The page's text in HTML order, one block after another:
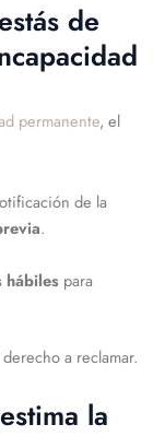
de
permanente, el
de la
.
hábilespara
a reclamar.
la